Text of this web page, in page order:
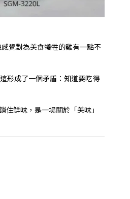
覺對為美食犧牲的雞有一點不
這形成了一個矛盾：知道要吃得
住鮮味，是一場關於「美味」